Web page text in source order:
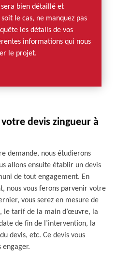
bien détaillé et
le cas, ne manquez pas
les détails de vos
informations qui nous
le projet.
devis zingueur à
demande, nous étudierons
allons ensuite établir un devis
de tout engagement. En
nous vous ferons parvenir votre
vous serez en mesure de
le tarif de la main d’œuvre, la
de fin de l’intervention, la
devis, etc. Ce devis vous